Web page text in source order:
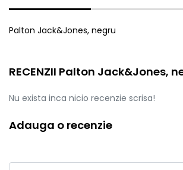
Palton Jack&Jones, negru
RECENZII Palton Jack&Jones,
Nu exista inca nicio recenzie scrisa!
Adauga o recenzie